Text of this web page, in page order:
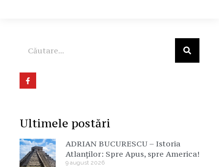
Ultimele postări
ADRIAN BUCURESCU – Istoria
Atlanților: Spre Apus, spre America!
9 august 2026